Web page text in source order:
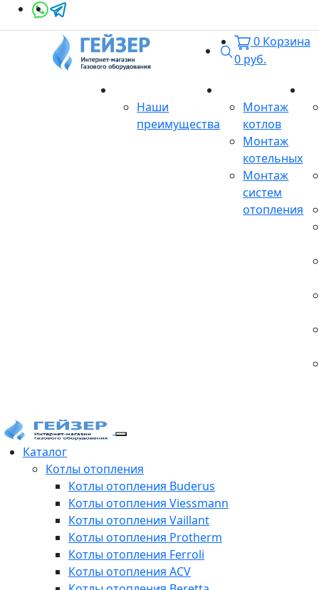
Поиск
0 Корзина
0 руб.
Наши
преимущества
Монтаж
котлов
Монтаж
котельных
Монтаж
систем
отопления
Каталог
Котлы отопления
Котлы отопления Buderus
Котлы отопления Viessmann
Котлы отопления Vaillant
Котлы отопления Protherm
Котлы отопления Ferroli
Котлы отопления ACV